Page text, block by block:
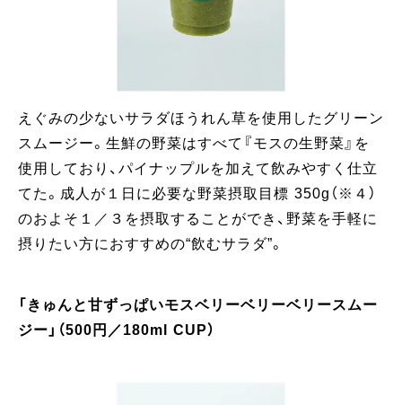
えぐみの少ないサラダほうれん草を使用したグリーン
スムージー。生鮮の野菜はすべて『モスの生野菜』を
使用しており、パイナップルを加えて飲みやすく仕立
てた。成人が１日に必要な野菜摂取目標 350g（※４）
のおよそ１／３を摂取することができ、野菜を手軽に
摂りたい方におすすめの“飲むサラダ”。
「きゅんと甘ずっぱいモスベリーベリーベリースムー
ジー」（500円／180ml CUP）